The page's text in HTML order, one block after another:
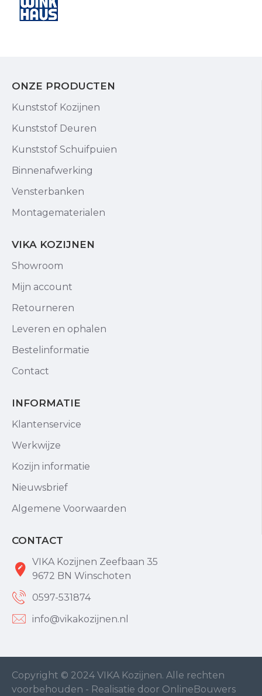
ONZE PRODUCTEN
Kunststof Kozijnen
Kunststof Deuren
Kunststof Schuifpuien
Binnenafwerking
Vensterbanken
Montagematerialen
VIKA KOZIJNEN
Showroom
Mijn account
Retourneren
Leveren en ophalen
Bestelinformatie
Contact
INFORMATIE
Klantenservice
Werkwijze
Kozijn informatie
Nieuwsbrief
Algemene Voorwaarden
CONTACT
VIKA Kozijnen Zeefbaan 35
9672 BN Winschoten
0597-531874
info@vikakozijnen.nl
Copyright © 2024 VIKA Kozijnen. Alle rechten
voorbehouden - Realisatie door OnlineBouwers